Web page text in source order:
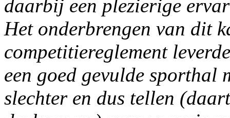
daarbij een plezierige
Het onderbrengen van dit
competitiereglement
een goed gevulde sporthal
slechter en dus tellen